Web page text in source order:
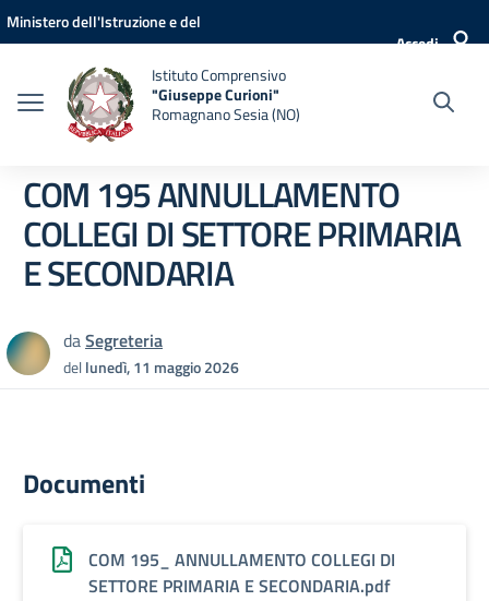
Vai ai contenuti
Vai al menu di navigazione
Vai al footer
Ministero dell'Istruzione e del
Accedi
Istituto Comprensivo
"Giuseppe Curioni"
Romagnano Sesia (NO)
COM 195 ANNULLAMENTO
COLLEGI DI SETTORE PRIMARIA
E SECONDARIA
daSegreteria
dellunedì, 11 maggio 2026
Documenti
COM 195_ ANNULLAMENTO COLLEGI DI
SETTORE PRIMARIA E SECONDARIA.pdf